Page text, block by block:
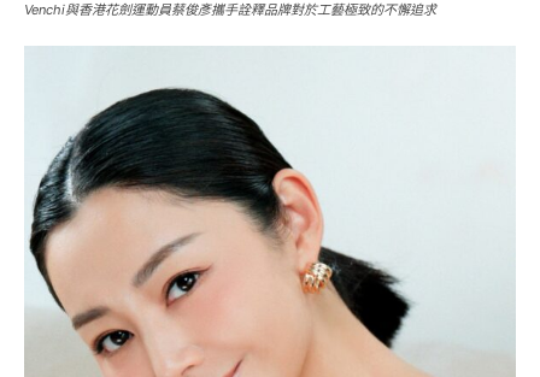
Venchi與香港花劍運動員蔡俊彥攜手詮釋品牌對於工藝極致的不懈追求